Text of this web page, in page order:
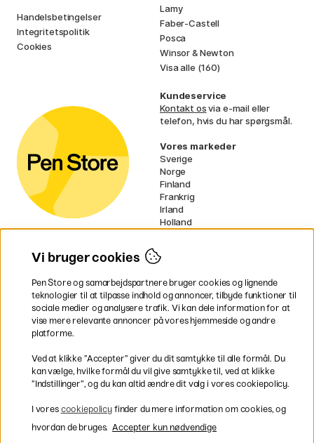
Handelsbetingelser
Integritetspolitik
Cookies
Lamy
Faber-Castell
Posca
Winsor & Newton
Visa alle (160)
Kundeservice
Kontakt osvia e-mail eller
telefon, hvis du har spørgsmål.
Vores markeder
Sverige
Norge
Finland
Frankrig
Irland
Holland
EU
* Specifikkefragtvilkår gælder for
voluminøse varer.
Hurtig levering til hele Danmark
Vi bruger cookies
Pen Store og samarbejdspartnere bruger cookies og lignende
teknologier til at tilpasse indhold og annoncer, tilbyde funktioner til
sociale medier og analysere trafik. Vi kan dele information for at
vise mere relevante annoncer på vores hjemmeside og andre
platforme.
Ved at klikke ”Accepter” giver du dit samtykke til alle formål. Du
kan vælge, hvilke formål du vil give samtykke til, ved at klikke
”Indstillinger”, og du kan altid ændre dit valg i vores cookiepolicy.
I vores cookiepolicyfinder du mere information om cookies, og
hvordan de bruges. Accepter kun nødvendige